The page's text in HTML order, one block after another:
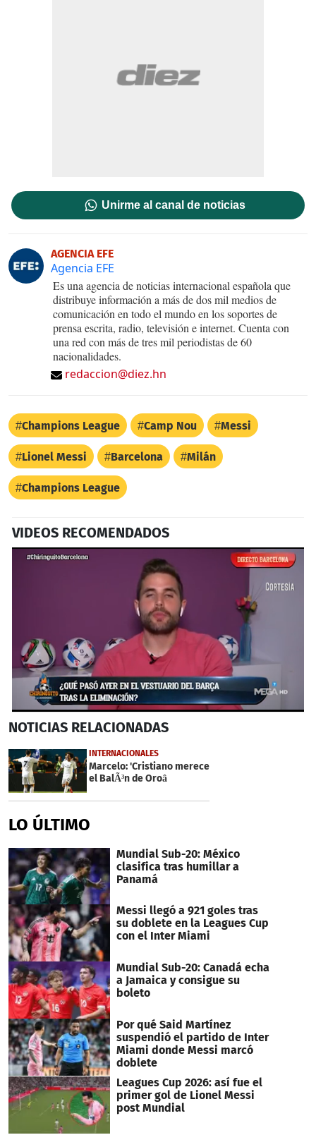
Unirme al canal de noticias
AGENCIA EFE
Agencia EFE
Es una agencia de noticias internacional española que
distribuye información a más de dos mil medios de
comunicación en todo el mundo en los soportes de
prensa escrita, radio, televisión e internet. Cuenta con
una red con más de tres mil periodistas de 60
nacionalidades.
redaccion@diez.hn
Champions League Camp Nou Messi
Lionel Messi Barcelona Milán
Champions League
VIDEOS RECOMENDADOS
seconds
1
minute,
46
seconds
NOTICIAS RELACIONADAS
INTERNACIONALES
Marcelo: 'Cristiano merece
el BalÃ³n de Oroâ
LO ÚLTIMO
Mundial Sub-20: México
clasifica tras humillar a
Panamá
Messi llegó a 921 goles tras
su doblete en la Leagues Cup
con el Inter Miami
Mundial Sub-20: Canadá echa
a Jamaica y consigue su
boleto
Por qué Said Martínez
suspendió el partido de Inter
Miami donde Messi marcó
doblete
Leagues Cup 2026: así fue el
primer gol de Lionel Messi
post Mundial